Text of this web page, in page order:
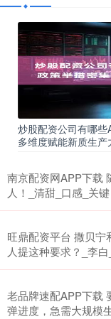
炒股配资公司有哪些
多维度赋能新质生产
南京配资网APP下载
人！_清甜_口感_关键
旺鼎配资平台 撒贝
人提这种要求？_李
老品牌速配APP下载
弹进度，急需大规模